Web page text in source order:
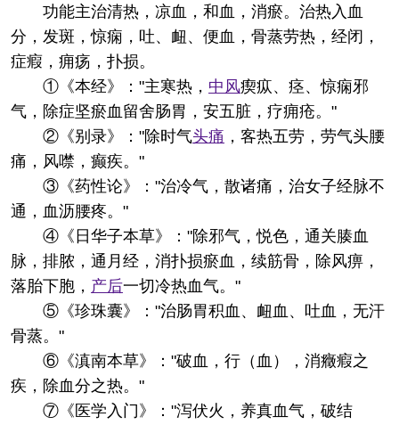
功能主治清热，凉血，和血，消瘀。治热入血
分，发斑，惊痫，吐、衄、便血，骨蒸劳热，经闭，
症瘕，痈疡，扑损。
①《本经》："主寒热， 中风瘈疭、痉、惊痫邪
气，除症坚瘀血留舍肠胃，安五脏，疗痈疮。"
②《别录》："除时气头痛 ，客热五劳，劳气头腰
痛，风噤，癫疾。"
③《药性论》："治冷气，散诸痛，治女子经脉不
通，血沥腰疼。"
④《日华子本草》："除邪气，悦色，通关腠血
脉，排脓，通月经，消扑损瘀血，续筋骨，除风痹，
落胎下胞， 产后一切冷热血气。"
⑤《珍珠囊》："治肠胃积血、衄血、吐血，无汗
骨蒸。"
⑥《滇南本草》："破血，行（血），消癥瘕之
疾，除血分之热。"
⑦《医学入门》："泻伏火，养真血气，破结